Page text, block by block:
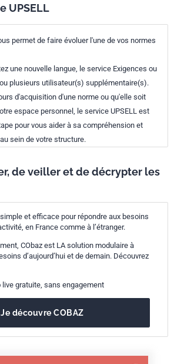
UPSELL
permet de faire évoluer l'une de vos normes
une nouvelle langue, le service Exigences ou
plusieurs utilisateur(s) supplémentaire(s).
d'acquisition d'une norme ou qu'elle soit
espace personnel, le service UPSELL est
pour vous aider à sa compréhension et
sein de votre structure.
de veiller et de décrypter les
et efficace pour répondre aux besoins
en France comme à l’étranger.
CObaz est LA solution modulaire à
d’aujourd’hui et de demain. Découvrez
live gratuite, sans engagement
Je découvre COBAZ